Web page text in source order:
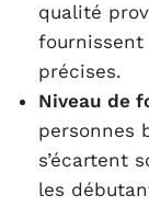
qualité
fournissent
précises.
Niveau de
personnes
s’écartent
les